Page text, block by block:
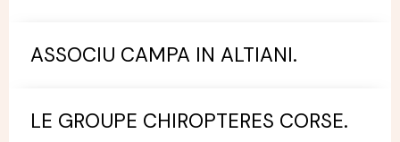
ASSOCIU CAMPA IN ALTIANI.
LE GROUPE CHIROPTERES CORSE.